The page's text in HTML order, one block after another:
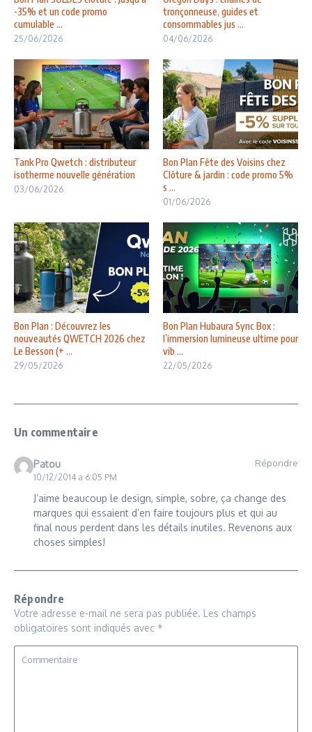
-35% et un code promo
cumulable ...
25/06/2026
tronçonneuse, guides et
consommables jus ...
04/06/2026
Tank Pro Qwetch : distributeur
isotherme nouvelle génération
03/06/2026
Bon Plan Fête des Voisins chez
Clôture & jardin : code promo 5%
s ...
01/06/2026
Bon Plan : Découvrez les
nouveautés QWETCH 2026 chez
Le Besson (+ ...
29/05/2026
Bon Plan Hubaura Sync Box :
l’immersion lumineuse ultime pour
vib ...
22/05/2026
Un commentaire
Patou
10/12/2014 a 6:05 PM
Répondre
J’aime beaucoup le design, simple, sobre, ça change des
marques qui essaient d’en faire toujours plus et qui au
final nous perdent dans les détails inutiles. Revenons aux
choses simples!
Répondre
Votre adresse e-mail ne sera pas publiée. Les champs
obligatoires sont indiqués avec *